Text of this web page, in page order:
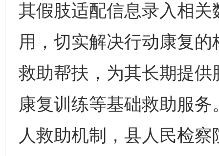
其假肢适配信息录入相
用，切实解决行动康复
救助帮扶，为其长期提
康复训练等基础救助服
人救助机制，县人民检